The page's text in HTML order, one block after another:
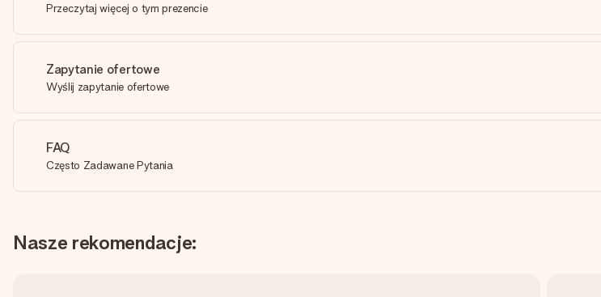
Przeczytaj więcej o tym prezencie
Zapytanie ofertowe
Wyślij zapytanie ofertowe
FAQ
Często Zadawane Pytania
Nasze rekomendacje: